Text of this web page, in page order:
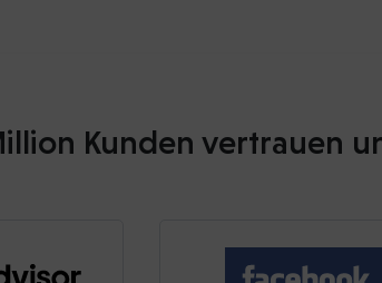
Kunden vertrauen